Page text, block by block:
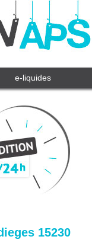
e-liquides
15230